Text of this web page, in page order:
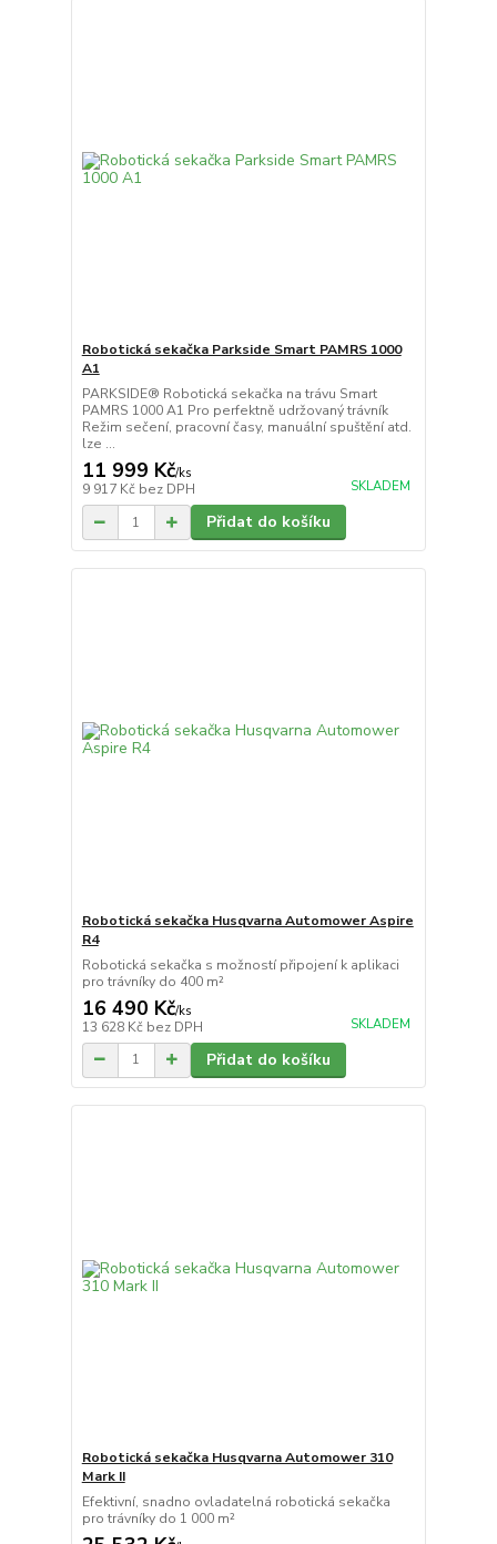
Robotická sekačka Parkside Smart PAMRS 1000
A1
PARKSIDE® Robotická sekačka na trávu Smart
PAMRS 1000 A1 Pro perfektně udržovaný trávník
Režim sečení, pracovní časy, manuální spuštění atd.
lze ...
11 999 Kč/ks
9 917 Kč bez DPH SKLADEM
Přidat do košíku
Robotická sekačka Husqvarna Automower Aspire
R4
Robotická sekačka s možností připojení k aplikaci
pro trávníky do 400 m²
16 490 Kč/ks
13 628 Kč bez DPH SKLADEM
Přidat do košíku
Robotická sekačka Husqvarna Automower 310
Mark II
Efektivní, snadno ovladatelná robotická sekačka
pro trávníky do 1 000 m²